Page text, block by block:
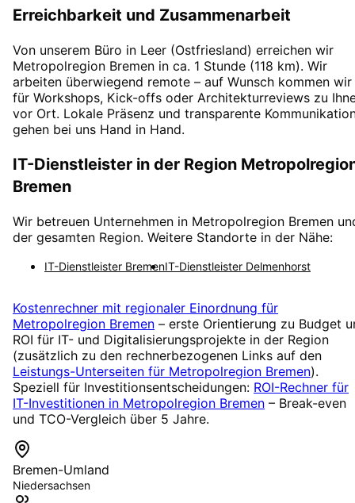
Erreichbarkeit und Zusammenarbeit
Von unserem Büro in Leer (Ostfriesland) erreichen wir
Metropolregion Bremen in ca. 1 Stunde (118 km). Wir
arbeiten überwiegend remote – auf Wunsch kommen wir
für Workshops, Kick-offs oder Architekturreviews zu
vor Ort. Lokale Präsenz und transparente
gehen bei uns Hand in Hand.
IT-Dienstleister in der Region
Bremen
Wir betreuen Unternehmen in Metropolregion Bremen
der gesamten Region. Weitere Standorte in der Nähe:
IT-Dienstleister BremenIT-Dienstleister Delmenhorst
Kostenrechner mit regionaler Einordnung für
Metropolregion Bremen – erste Orientierung zu Budget
ROI für IT- und Digitalisierungsprojekte in der Region
(zusätzlich zu den rechnerbezogenen Links auf den
Leistungs-Unterseiten für Metropolregion Bremen).
Speziell für Investitionsentscheidungen: ROI-Rechner für
IT-Investitionen in Metropolregion Bremen – Break-even
und TCO-Vergleich über 5 Jahre.
Bremen-Umland
Niedersachsen